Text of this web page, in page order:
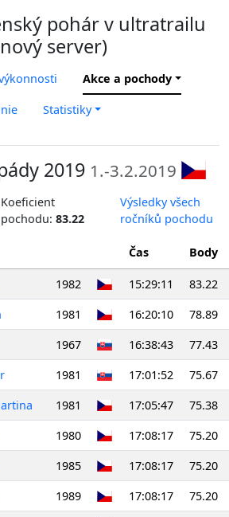
pohár v ultratrailu
server)
Akce a pochody
Statistiky
2019 1.-3.2.2019
Koeficient
pochodu:83.22
Výsledky všech
ročníků pochodu
Čas Body
1982 15:29:11
83.22
1981 16:20:10
78.89
1967 16:38:43
77.43
1981 17:01:52
75.67
1981 17:05:47
75.38
1980 17:08:17
75.20
1985 17:08:17
75.20
1989 17:08:17
75.20